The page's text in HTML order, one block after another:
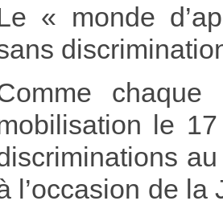
« monde
le
l’occasion de